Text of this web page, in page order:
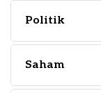
Politik
Saham